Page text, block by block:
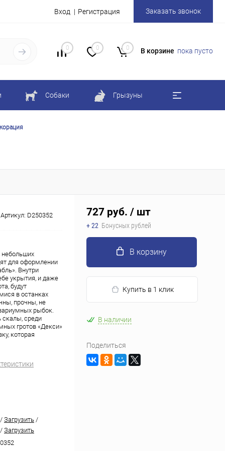
Вход Регистрация Заказать звонок
0 0 0 В корзине пока пусто
Собаки Грызуны
Артикул: D250352
для оформлении
Внутри
укрытия, и даже
будут
в останках
прочны, не
рыбок.
скалы, среди
гротов «Декси»
которая
/ Загрузить /
/ Загрузить
727 руб. / шт
+ 22 Бонусных рублей
В корзину
Купить в 1 клик
В наличии
Поделиться